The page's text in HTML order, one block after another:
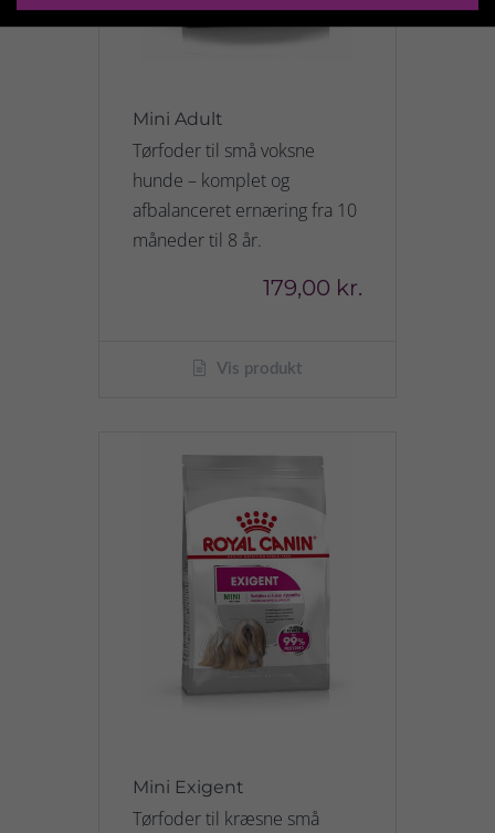
Mini Adult
Tørfoder til små voksne
hunde – komplet og
afbalanceret ernæring fra 10
måneder til 8 år.
179,00 kr.
Vis produkt
Mini Exigent
Tørfoder til kræsne små